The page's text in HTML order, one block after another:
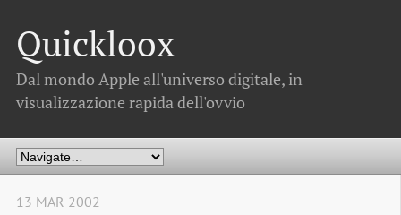
Quickloox
Dal mondo Apple all'universo digitale, in
visualizzazione rapida dell'ovvio
13 MAR 2002